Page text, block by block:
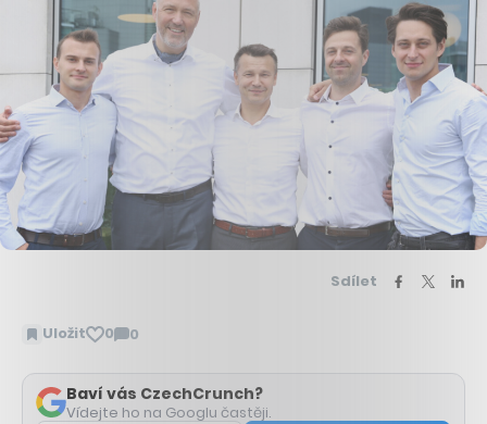
Sdílet
Uložit 0 0
Zobrazit
Baví vás CzechCrunch?
Vídejte ho na Googlu častěji.